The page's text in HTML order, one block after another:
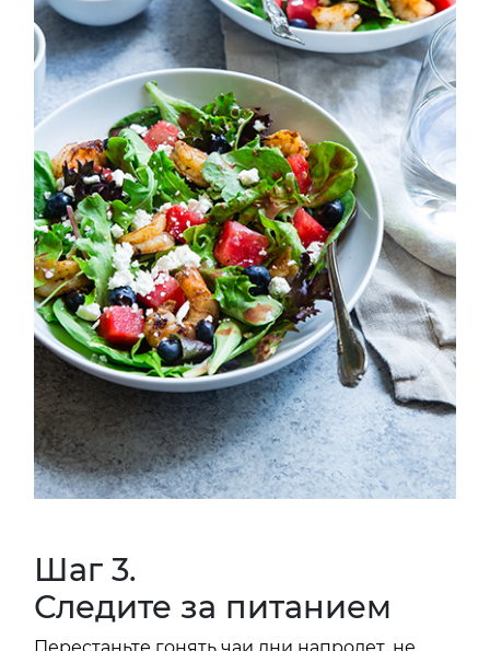
Шаг 3.
Следите за питанием